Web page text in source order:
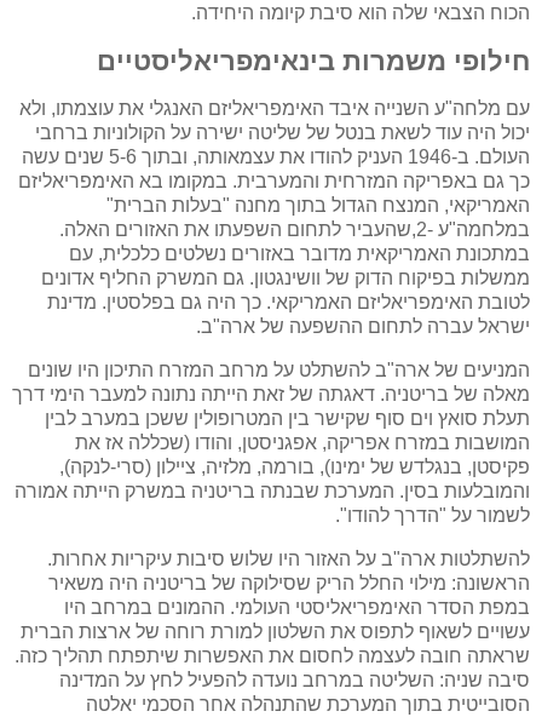
הכוח הצבאי שלה הוא סיבת קיומה היחידה.
חילופי משמרות בינאימפריאליסטיים
עם מלחה"ע השנייה איבד האימפריאליזם האנגלי את עוצמתו, ולא
יכול היה עוד לשאת בנטל של שליטה ישירה על הקולוניות ברחבי
העולם. ב-1946 העניק להודו את עצמאותה, ובתוך 5-6 שנים עשה
כך גם באפריקה המזרחית והמערבית. במקומו בא האימפריאליזם
האמריקאי, המנצח הגדול בתוך מחנה "בעלות הברית"
במלחמה"ע -2,שהעביר לתחום השפעתו את האזורים האלה.
במתכונת האמריקאית מדובר באזורים נשלטים כלכלית, עם
ממשלות בפיקוח הדוק של וושינגטון. גם המשרק החליף אדונים
לטובת האימפריאליזם האמריקאי. כך היה גם בפלסטין. מדינת
ישראל עברה לתחום ההשפעה של ארה"ב.
המניעים של ארה"ב להשתלט על מרחב המזרח התיכון היו שונים
מאלה של בריטניה. דאגתה של זאת הייתה נתונה למעבר הימי דרך
תעלת סואץ וים סוף שקישר בין המטרופולין ששכן במערב לבין
המושבות במזרח אפריקה, אפגניסטן, והודו (שכללה אז את
פקיסטן, בנגלדש של ימינו), בורמה, מלזיה, ציילון (סרי-לנקה),
והמובלעות בסין. המערכת שבנתה בריטניה במשרק הייתה אמורה
לשמור על "הדרך להודו".
להשתלטות ארה"ב על האזור היו שלוש סיבות עיקריות אחרות.
הראשונה: מילוי החלל הריק שסילוקה של בריטניה היה משאיר
במפת הסדר האימפריאליסטי העולמי. ההמונים במרחב היו
עשויים לשאוף לתפוס את השלטון למורת רוחה של ארצות הברית
שראתה חובה לעצמה לחסום את האפשרות שיתפתח תהליך כזה.
סיבה שניה: השליטה במרחב נועדה להפעיל לחץ על המדינה
הסובייטית בתוך המערכת שהתנהלה אחר הסכמי יאלטה